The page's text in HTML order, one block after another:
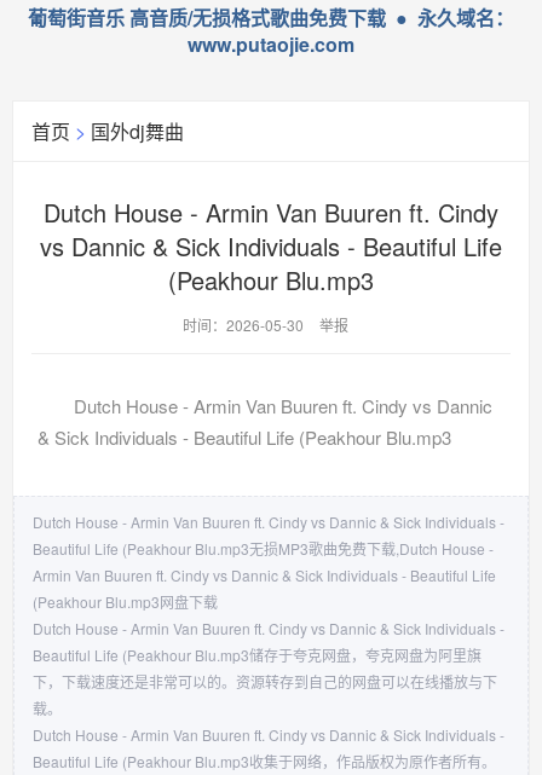
葡萄街音乐 高音质/无损格式歌曲免费下载 ● 永久域名：
www.putaojie.com
首页 > 国外dj舞曲
Dutch House - Armin Van Buuren ft. Cindy
vs Dannic & Sick Individuals - Beautiful Life
(Peakhour Blu.mp3
时间：2026-05-30 举报
Dutch House - Armin Van Buuren ft. Cindy vs Dannic
& Sick Individuals - Beautiful Life (Peakhour Blu.mp3
Dutch House - Armin Van Buuren ft. Cindy vs Dannic & Sick Individuals -
Beautiful Life (Peakhour Blu.mp3无损MP3歌曲免费下载,Dutch House -
Armin Van Buuren ft. Cindy vs Dannic & Sick Individuals - Beautiful Life
(Peakhour Blu.mp3网盘下载
Dutch House - Armin Van Buuren ft. Cindy vs Dannic & Sick Individuals -
Beautiful Life (Peakhour Blu.mp3储存于夸克网盘，夸克网盘为阿里旗
下，下载速度还是非常可以的。资源转存到自己的网盘可以在线播放与下
载。
Dutch House - Armin Van Buuren ft. Cindy vs Dannic & Sick Individuals -
Beautiful Life (Peakhour Blu.mp3收集于网络，作品版权为原作者所有。